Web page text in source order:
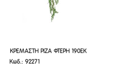
ΚΡΕΜΑΣΤΗ ΡΙΖΑ ΦΤΕΡΗ 190ΕΚ
ΚΡΕΜΑΣΤΗ ΡΙΖΑ ΦΤΕΡΗ 190ΕΚ
Κωδ.: 92271